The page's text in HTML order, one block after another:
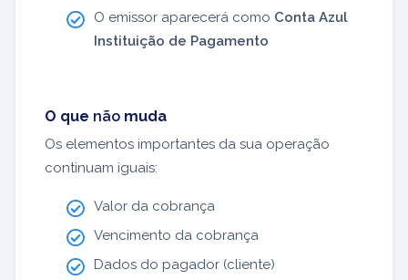
O emissor aparecerá como Conta Azul
Instituição de Pagamento
O que não muda
Os elementos importantes da sua operação
continuam iguais:
Valor da cobrança
Vencimento da cobrança
Dados do pagador (cliente)